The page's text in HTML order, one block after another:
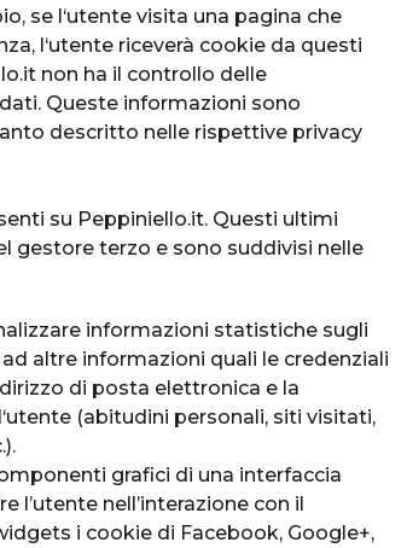
se l‘utente visita una pagina che
l‘utente riceverà cookie da questi
non ha il controllo delle
Queste informazioni sono
descritto nelle rispettive privacy
su Peppiniello.it. Questi ultimi
gestore terzo e sono suddivisi nelle
informazioni statistiche sugli
altre informazioni quali le credenziali
di posta elettronica e la
(abitudini personali, siti visitati,
grafici di una interfaccia
l’utente nell’interazione con il
i cookie di Facebook, Google+,